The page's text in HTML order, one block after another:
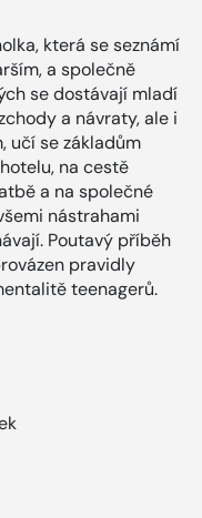
která se seznámí
a společně
se dostávají mladí
a návraty, ale i
učí se základům
na cestě
a na společné
nástrahami
Poutavý příběh
pravidly
teenagerů.